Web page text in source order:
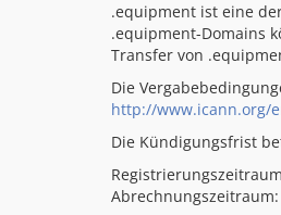
.equipment ist eine
.equipment-Domains
Transfer von
Die
http://www.icann.org/
Die Kündigungsfrist